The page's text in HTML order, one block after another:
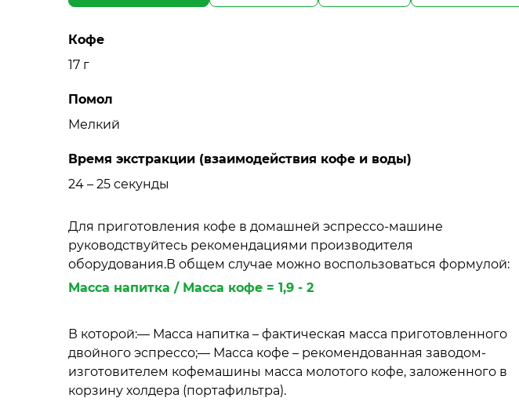
Кофе
17 г
Помол
Мелкий
Время экстракции (взаимодействия кофе и воды)
24 – 25 секунды
Для приготовления кофе в домашней эспрессо-машине
руководствуйтесь рекомендациями производителя
оборудования.В общем случае можно воспользоваться формулой:
Масса напитка / Масса кофе = 1,9 - 2
В которой:— Масса напитка – фактическая масса приготовленного
двойного эспрессо;— Масса кофе – рекомендованная заводом-
изготовителем кофемашины масса молотого кофе, заложенного в
корзину холдера (портафильтра).